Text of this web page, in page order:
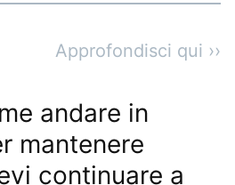
Approfondisci qui ››
andare in
mantenere
continuare a